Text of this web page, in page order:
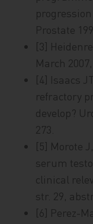
Prostate
[3]
March
[4] Isaacs
refractory
develop?
273.
[5] Morote
serum
clinical
str. 29,
[6] Perez-